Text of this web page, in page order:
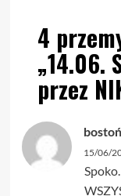
4
„14.06.
przez
15/06/